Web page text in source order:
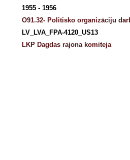
1955 - 1956
O91.32- Politisko organizāciju
LV_LVA_FPA-4120_US13
LKP Dagdas rajona komiteja